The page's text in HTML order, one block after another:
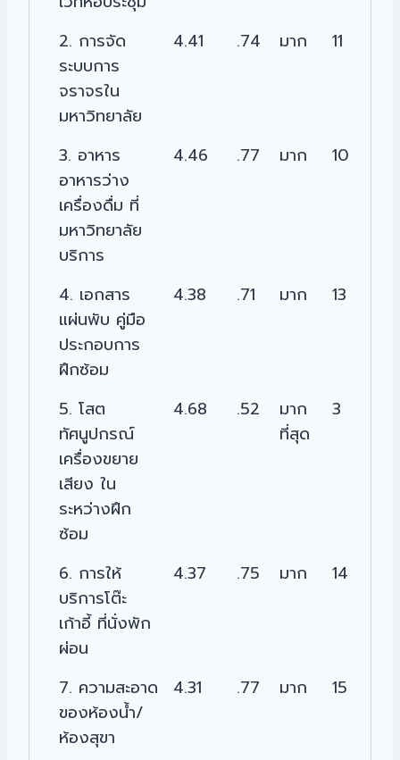
2. การจัด
ระบบการ
จราจรใน
มหาวิทยาลัย
4.41 .74 มาก 11
3. อาหาร
อาหารว่าง
เครื่องดื่ม ที่
มหาวิทยาลัย
บริการ
4.46 .77 มาก 10
4. เอกสาร
แผ่นพับ คู่มือ
ประกอบการ
ฝึกซ้อม
4.38 .71 มาก 13
5. โสต
ทัศนูปกรณ์
เครื่องขยาย
เสียง ใน
ระหว่างฝึก
ซ้อม
4.68 .52
มาก
ที่สุด
3
6. การให้
บริการโต๊ะ
เก้าอี้ ที่นั่งพัก
ผ่อน
4.37 .75 มาก 14
7. ความสะอาด
ของห้องน้ำ/
ห้องสุขา
4.31 .77 มาก 15